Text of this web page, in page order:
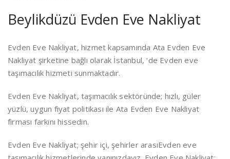
Beylikdüzü Evden Eve Nakliyat
Evden Eve Nakliyat, hizmet kapsamında Ata Evden Eve
Nakliyat şirketine bağlı olarak İstanbul, ‘de Evden eve
taşımacılık hizmeti sunmaktadır.
Evden Eve Nakliyat, taşımacılık sektöründe; hızlı, güler
yüzlü, uygun fiyat politikası ile Ata Evden Eve Nakliyat
firması farkını hissedin.
Evden Eve Nakliyat; şehir içi, şehirler arasıEvden eve